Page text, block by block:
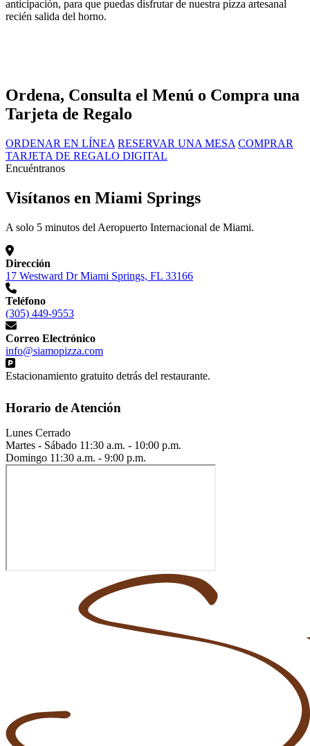
anticipación, para que puedas disfrutar de nuestra pizza artesanal
recién salida del horno.
Ordena, Consulta el Menú o Compra una
Tarjeta de Regalo
ORDENAR EN LÍNEA RESERVAR UNA MESA COMPRAR
TARJETA DE REGALO DIGITAL
Encuéntranos
Visítanos en Miami Springs
A solo 5 minutos del Aeropuerto Internacional de Miami.
Dirección
17 Westward Dr Miami Springs, FL 33166
Teléfono
(305) 449-9553
Correo Electrónico
info@siamopizza.com
Estacionamiento gratuito detrás del restaurante.
Horario de Atención
Lunes Cerrado
Martes - Sábado 11:30 a.m. - 10:00 p.m.
Domingo 11:30 a.m. - 9:00 p.m.